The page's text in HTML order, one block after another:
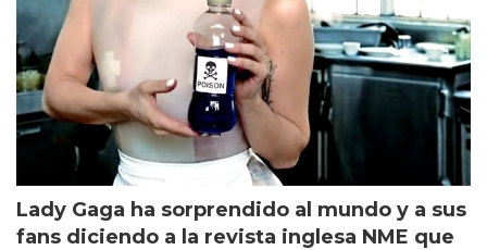
Lady Gaga ha sorprendido al mundo y a sus
fans diciendo a la revista inglesa NME que